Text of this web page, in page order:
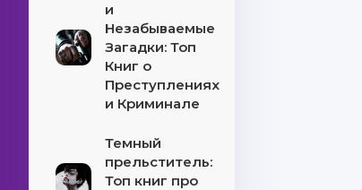
и
Незабываемые
Загадки: Топ
Книг о
Преступлениях
и Криминале
Темный
прельститель:
Топ книг про